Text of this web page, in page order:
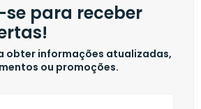
para receber
obter informações atualizadas,
ou promoções.